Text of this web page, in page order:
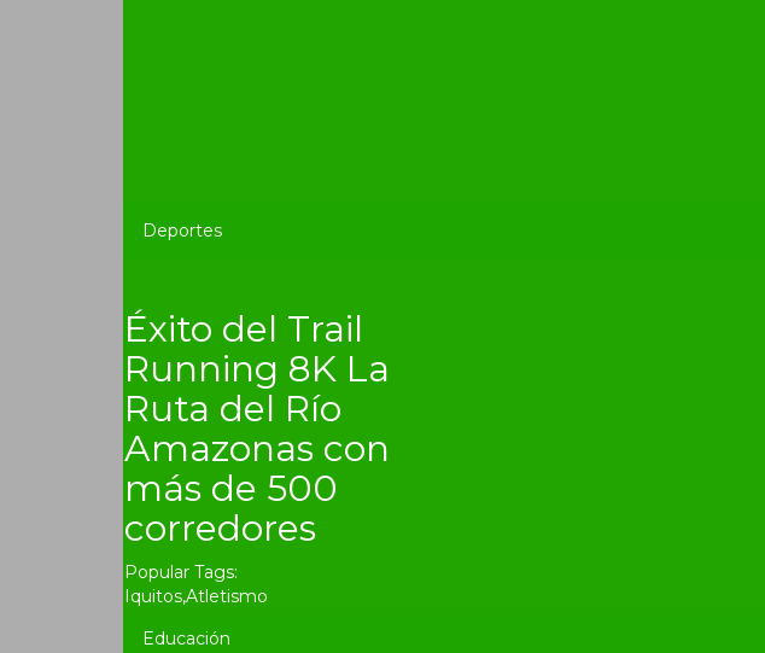
Deportes
Éxito del Trail
Running 8K La
Ruta del Río
Amazonas con
más de 500
corredores
Popular Tags:
Iquitos,Atletismo
Educación